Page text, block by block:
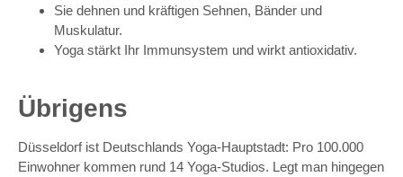
Sie dehnen und kräftigen Sehnen, Bänder und
Muskulatur.
Yoga stärkt Ihr Immunsystem und wirkt antioxidativ.
Übrigens
Düsseldorf ist Deutschlands Yoga-Hauptstadt: Pro 100.000
Einwohner kommen rund 14 Yoga-Studios. Legt man hingegen